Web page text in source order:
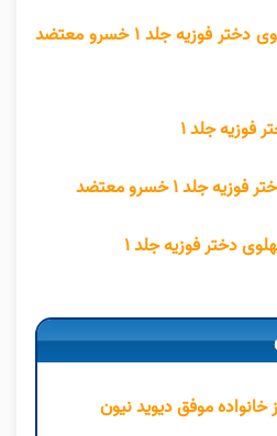
پی دی اف کتاب شهناز پهلوی دختر فوزیه جلد ۱ خسرو معتضد
جلد ۱ خسرو معتضد
دختر فوزیه جلد ۱